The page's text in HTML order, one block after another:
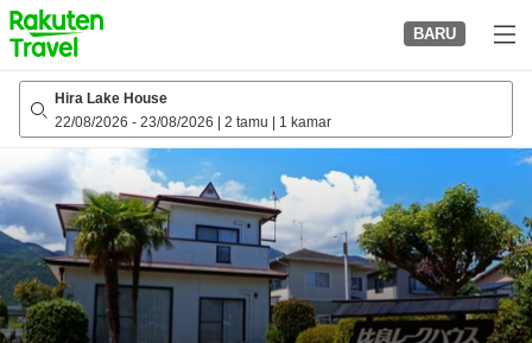
to
top
page
BARU
Hira Lake House
22/08/2026 - 23/08/2026 2 tamu 1 kamar